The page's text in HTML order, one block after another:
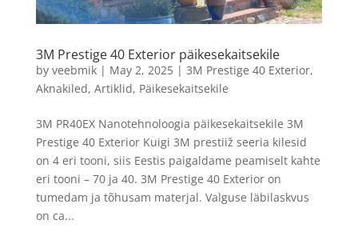
3M Prestige 40 Exterior päikesekaitsekile
by veebmik| May 2, 2025| 3M Prestige 40 Exterior,
Aknakiled, Artiklid, Päikesekaitsekile
3M PR40EX Nanotehnoloogia päikesekaitsekile 3M
Prestige 40 Exterior Kuigi 3M prestiiž seeria kilesid
on 4 eri tooni, siis Eestis paigaldame peamiselt kahte
eri tooni – 70 ja 40. 3M Prestige 40 Exterior on
tumedam ja tõhusam materjal. Valguse läbilaskvus
on ca...